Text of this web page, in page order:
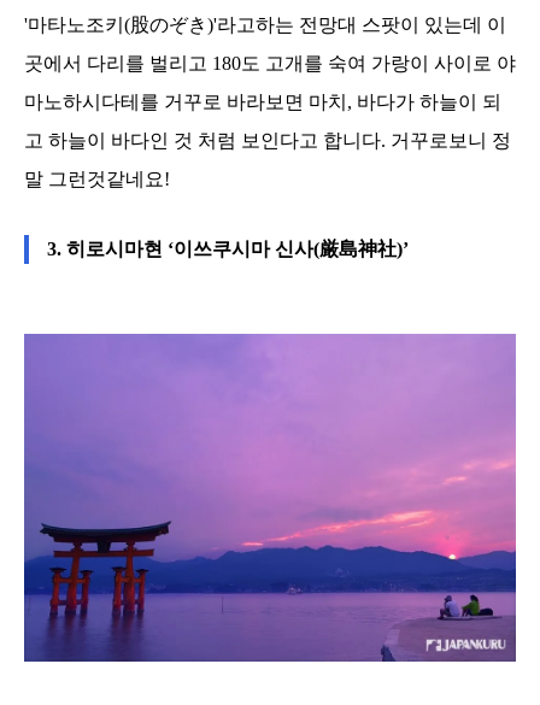
'마타노조키(股のぞき)'라고하는 전망대 스팟이 있는데 이
곳에서 다리를 벌리고 180도 고개를 숙여 가랑이 사이로 야
마노하시다테를 거꾸로 바라보면 마치, 바다가 하늘이 되
고 하늘이 바다인 것 처럼 보인다고 합니다. 거꾸로보니 정
말 그런것같네요!
3. 히로시마현 ‘이쓰쿠시마 신사(厳島神社)’